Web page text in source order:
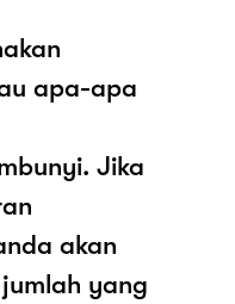
apa-apa
Jika
akan
yang